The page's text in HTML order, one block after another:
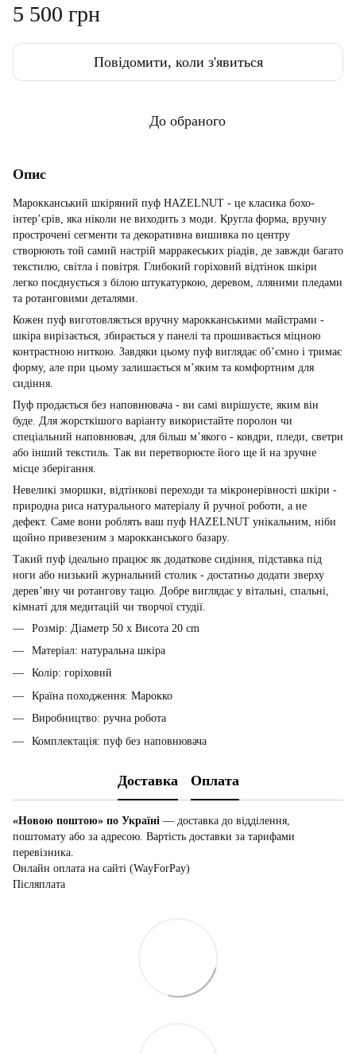
5 500 грн
Повідомити, коли з'явиться
До обраного
Опис
Марокканський шкіряний пуф HAZELNUT - це класика бохо-
інтер’єрів, яка ніколи не виходить з моди. Кругла форма, вручну
прострочені сегменти та декоративна вишивка по центру
створюють той самий настрій марракеських ріадів, де завжди багато
текстилю, світла і повітря. Глибокий горіховий відтінок шкіри
легко поєднується з білою штукатуркою, деревом, лляними пледами
та ротанговими деталями.
Кожен пуф виготовляється вручну марокканськими майстрами -
шкіра вирізається, збирається у панелі та прошивається міцною
контрастною ниткою. Завдяки цьому пуф виглядає об’ємно і тримає
форму, але при цьому залишається м’яким та комфортним для
сидіння.
Пуф продається без наповнювача - ви самі вирішуєте, яким він
буде. Для жорсткішого варіанту використайте поролон чи
спеціальний наповнювач, для більш м’якого - ковдри, пледи, светри
або інший текстиль. Так ви перетворюєте його ще й на зручне
місце зберігання.
Невеликі зморшки, відтінкові переходи та мікронерівності шкіри -
природна риса натурального матеріалу й ручної роботи, а не
дефект. Саме вони роблять ваш пуф HAZELNUT унікальним, ніби
щойно привезеним з марокканського базару.
Такий пуф ідеально працює як додаткове сидіння, підставка під
ноги або низький журнальний столик - достатньо додати зверху
дерев’яну чи ротангову тацю. Добре виглядає у вітальні, спальні,
кімнаті для медитацій чи творчої студії.
Розмір: Діаметр 50 x Висота 20 cm
Матеріал: натуральна шкіра
Колір: горіховий
Країна походження: Марокко
Виробництво: ручна робота
Комплектація: пуф без наповнювача
Доставка Оплата
«Новою поштою» по Україні — доставка до відділення,
поштомату або за адресою. Вартість доставки за тарифами
перевізника.
Онлайн оплата на сайті (WayForPay)
Післяплата